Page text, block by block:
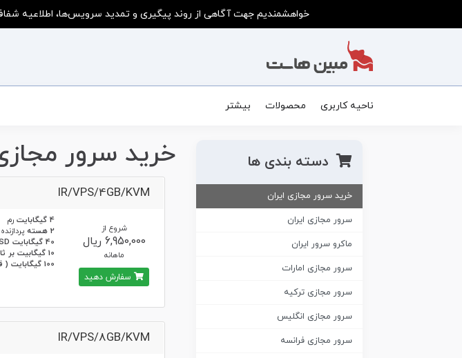
خواهشمندیم جهت آگاهی از روند پیگیری و تمدید سرویس‌ها، اطلاعیه
ناحیه کاربری محصولات بیشتر
دسته بندی ها
خرید سرور مجازی ایران
سرور مجازی ایران
ماکرو سرور ایران
سرور مجازی امارات
سرور مجازی ترکیه
سرور مجازی انگلیس
سرور مجازی فرانسه
خرید سرور
IR/VPS/4GB/KVM
4 گیگابایت
رم
2 هسته
پردازنده
40 گیگابایت SSD
10 گیگابیت بر ثانیه
100 گیگابایت ( قابل تغییر )
شروع از
6,950,000 ریال
ماهانه
سفارش دهید
IR/VPS/8GB/KVM